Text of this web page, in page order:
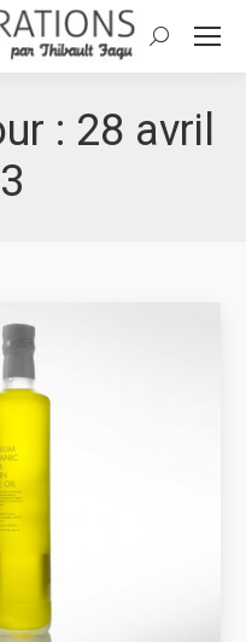
Search:
: 28 avril